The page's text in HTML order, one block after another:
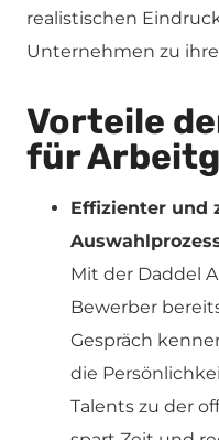
realistischen
Unternehmen zu
Vorteile
für
Effizienter und
Mit der Daddel
Bewerber
Gespräch
die
Talents zu der